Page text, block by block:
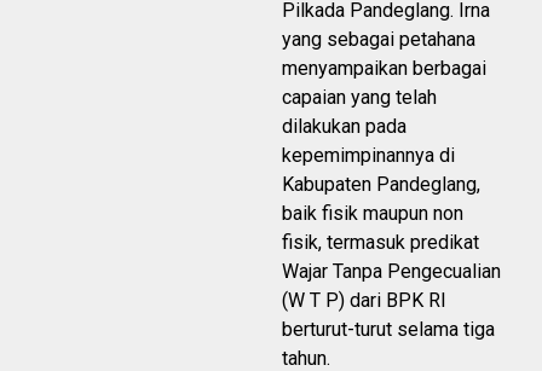
Pilkada Pandeglang. Irna
yang sebagai petahana
menyampaikan berbagai
capaian yang telah
dilakukan pada
kepemimpinannya di
Kabupaten Pandeglang,
baik fisik maupun non
fisik, termasuk predikat
Wajar Tanpa Pengecualian
(W T P) dari BPK RI
berturut-turut selama tiga
tahun.